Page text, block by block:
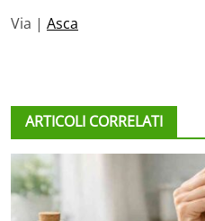
Via | Asca
ARTICOLI CORRELATI